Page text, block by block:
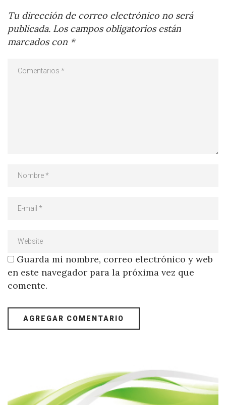
Tu dirección de correo electrónico no será
publicada. Los campos obligatorios están
marcados con *
Guarda mi nombre, correo electrónico y web
en este navegador para la próxima vez que
comente.